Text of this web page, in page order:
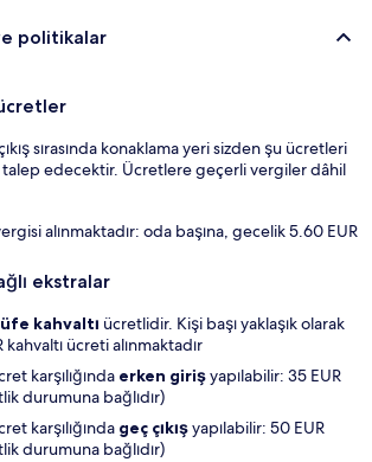
politikalar
sırasında konaklama yeri sizden şu ücretleri
edecektir. Ücretlere geçerli vergiler dâhil
alınmaktadır: oda başına, gecelik 5.60 EUR
ekstralar
kahvaltı ücretlidir. Kişi başı yaklaşık olarak
kahvaltı ücreti alınmaktadır
karşılığında erken girişyapılabilir: 35 EUR
durumuna bağlıdır)
karşılığında geç çıkışyapılabilir: 50 EUR
durumuna bağlıdır)